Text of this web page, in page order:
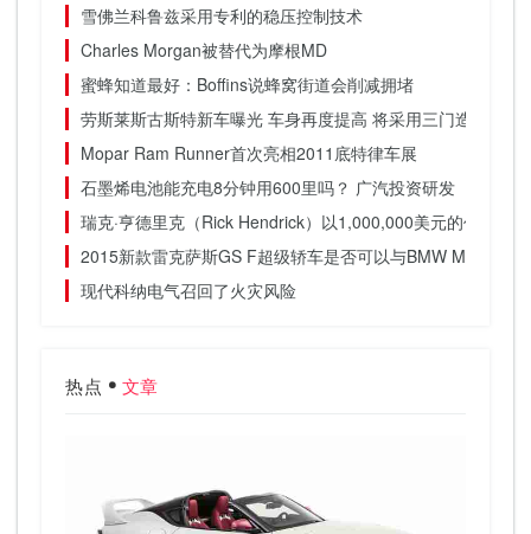
雪佛兰科鲁兹采用专利的稳压控制技术
Charles Morgan被替代为摩根MD
蜜蜂知道最好：Boffins说蜂窝街道会削减拥堵
劳斯莱斯古斯特新车曝光 车身再度提高 将采用三门造型
Mopar Ram Runner首次亮相2011底特律车展
石墨烯电池能充电8分钟用600里吗？ 广汽投资研发
瑞克·亨德里克（Rick Hendrick）以1,000,000美元的价格购
2015新款雷克萨斯GS F超级轿车是否可以与BMW M5搭配使
现代科纳电气召回了火灾风险
热点 文章